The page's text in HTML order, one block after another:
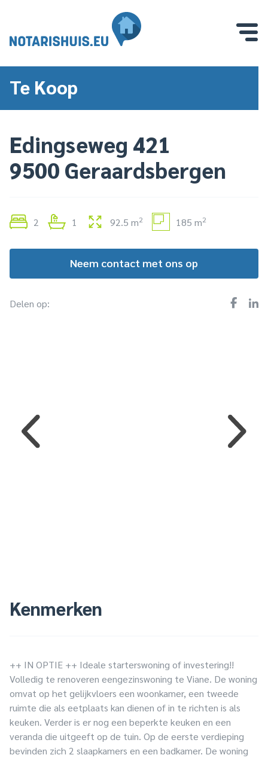
Te Koop
Edingseweg 421
9500 Geraardsbergen
2 1 92.5 m2 185 m2
Neem contact met ons op
Delen op:
Kenmerken
++ IN OPTIE ++ Ideale starterswoning of investering!!
Volledig te renoveren eengezinswoning te Viane. De woning
omvat op het gelijkvloers een woonkamer, een tweede
ruimte die als eetplaats kan dienen of in te richten is als
keuken. Verder is er nog een beperkte keuken en een
veranda die uitgeeft op de tuin. Op de eerste verdieping
bevinden zich 2 slaapkamers en een badkamer. De woning